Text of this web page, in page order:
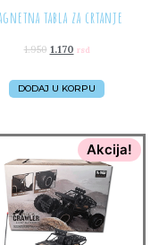
tabla za crtanje
1.950 1.170 rsd
DODAJ U KORPU
Akcija!